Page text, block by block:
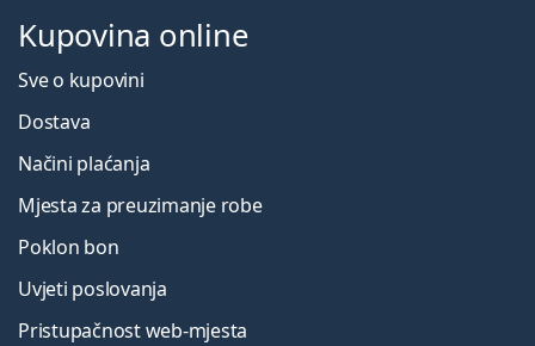
Kupovina online
Sve o kupovini
Dostava
Načini plaćanja
Mjesta za preuzimanje robe
Poklon bon
Uvjeti poslovanja
Pristupačnost web-mjesta